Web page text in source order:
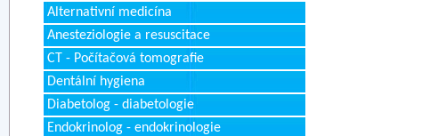
Alternativní medicína
Anesteziologie a resuscitace
CT - Počítačová tomografie
Dentální hygiena
Diabetolog - diabetologie
Endokrinolog - endokrinologie